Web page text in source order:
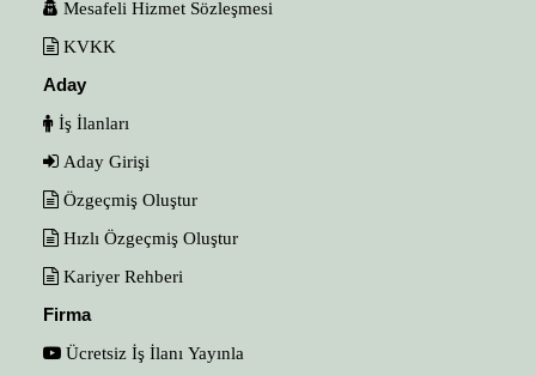
Mesafeli Hizmet Sözleşmesi
KVKK
Aday
İş İlanları
Aday Girişi
Özgeçmiş Oluştur
Hızlı Özgeçmiş Oluştur
Kariyer Rehberi
Firma
Ücretsiz İş İlanı Yayınla